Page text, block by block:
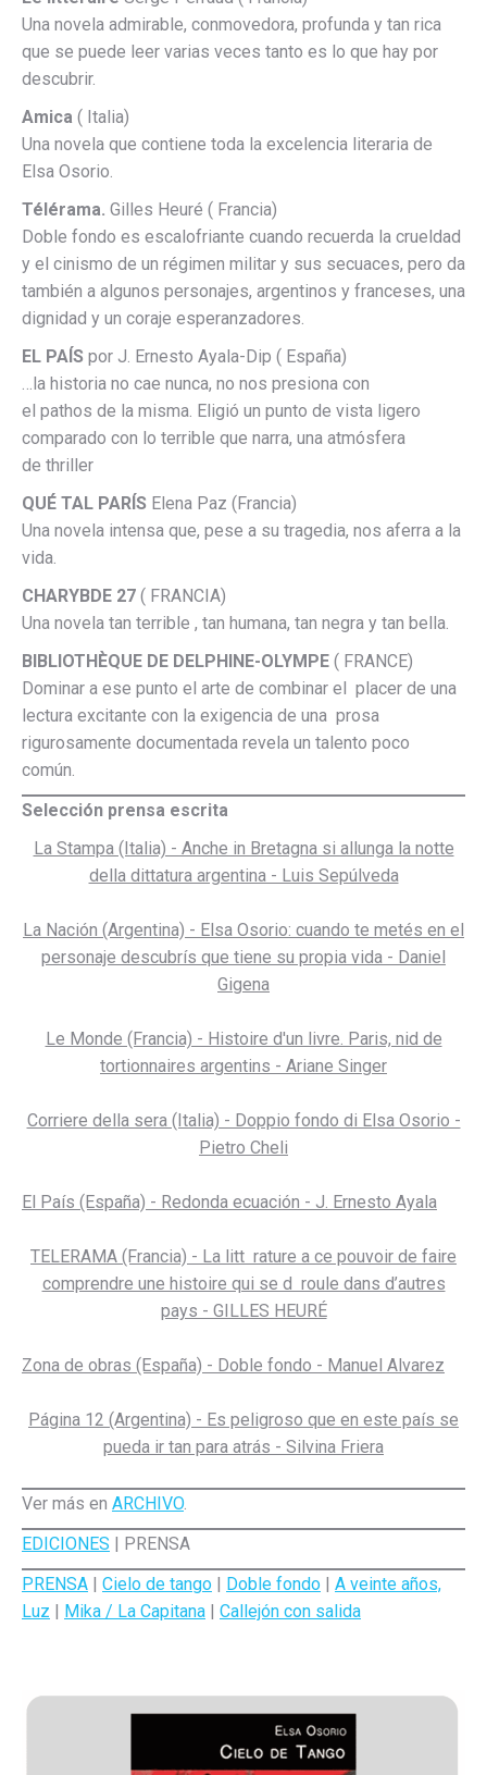
Una novela admirable, conmovedora, profunda y tan rica
que se puede leer varias veces tanto es lo que hay por
descubrir.
Amica ( Italia)
Una novela que contiene toda la excelencia literaria de
Elsa Osorio.
Télérama. Gilles Heuré ( Francia)
Doble fondo es escalofriante cuando recuerda la crueldad
y el cinismo de un régimen militar y sus secuaces, pero da
también a algunos personajes, argentinos y franceses, una
dignidad y un coraje esperanzadores.
EL PAÍS por J. Ernesto Ayala-Dip ( España)
…la historia no cae nunca, no nos presiona con
el pathos de la misma. Eligió un punto de vista ligero
comparado con lo terrible que narra, una atmósfera
de thriller
QUÉ TAL PARÍS Elena Paz (Francia)
Una novela intensa que, pese a su tragedia, nos aferra a la
vida.
CHARYBDE 27 ( FRANCIA)
Una novela tan terrible , tan humana, tan negra y tan bella.
BIBLIOTHÈQUE DE DELPHINE-OLYMPE ( FRANCE)
Dominar a ese punto el arte de combinar el placer de una
lectura excitante con la exigencia de una prosa
rigurosamente documentada revela un talento poco
común.
Selección prensa escrita
La Stampa (Italia) - Anche in Bretagna si allunga la notte
della dittatura argentina - Luis Sepúlveda
La Nación (Argentina) - Elsa Osorio: cuando te metés en el
personaje descubrís que tiene su propia vida - Daniel
Gigena
Le Monde (Francia) - Histoire d'un livre. Paris, nid de
tortionnaires argentins - Ariane Singer
Corriere della sera (Italia) - Doppio fondo di Elsa Osorio -
Pietro Cheli
El País (España) - Redonda ecuación - J. Ernesto Ayala
TELERAMA (Francia) - La litt rature a ce pouvoir de faire
comprendre une histoire qui se d roule dans d’autres
pays - GILLES HEURÉ
Zona de obras (España) - Doble fondo - Manuel Alvarez
Página 12 (Argentina) - Es peligroso que en este país se
pueda ir tan para atrás - Silvina Friera
Ver más en ARCHIVO.
EDICIONES | PRENSA
PRENSA | Cielo de tango | Doble fondo | A veinte años,
Luz | Mika / La Capitana | Callejón con salida